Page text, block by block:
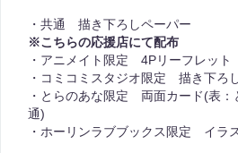
・共通 描き下ろしペーパー
※こちらの応援店にて配布
・アニメイト限定 4Pリーフレット
・コミコミスタジオ限定 描き下ろ
・とらのあな限定 両面カード(表：
通)
・ホーリンラブブックス限定 イラ